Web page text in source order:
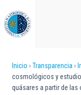
al
contenido
principal
Sobrescribir
enlaces
Inicio Transparencia
cosmológicos y
quásares a partir de